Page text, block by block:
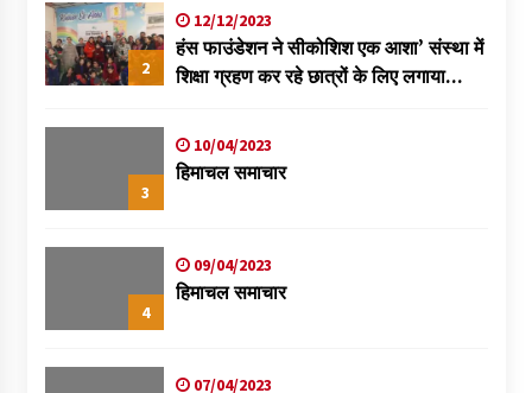
2
12/12/2023
हंस फाउंडेशन ने सीकोशिश एक आशा’ संस्था में
शिक्षा ग्रहण कर रहे छात्रों के लिए लगाया
3
10/04/2023
हिमाचल समाचार
4
09/04/2023
हिमाचल समाचार
07/04/2023